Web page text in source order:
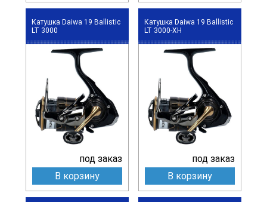
Катушка Daiwa 19 Ballistic
LT 3000
под заказ
В корзину
Катушка Daiwa 19 Ballistic
LT 3000-XH
под заказ
В корзину